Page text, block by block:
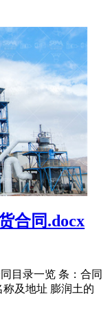
合同.docx
目录一览 条：合同
及地址 膨润土的